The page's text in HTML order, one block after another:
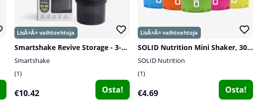
Smartshake Revive Storage - 3-pack
Smartshake
1
€10.42 Osta!
SOLID Nutrition Mini Shaker, 300 ml
SOLID Nutrition
1
€4.69 Osta!